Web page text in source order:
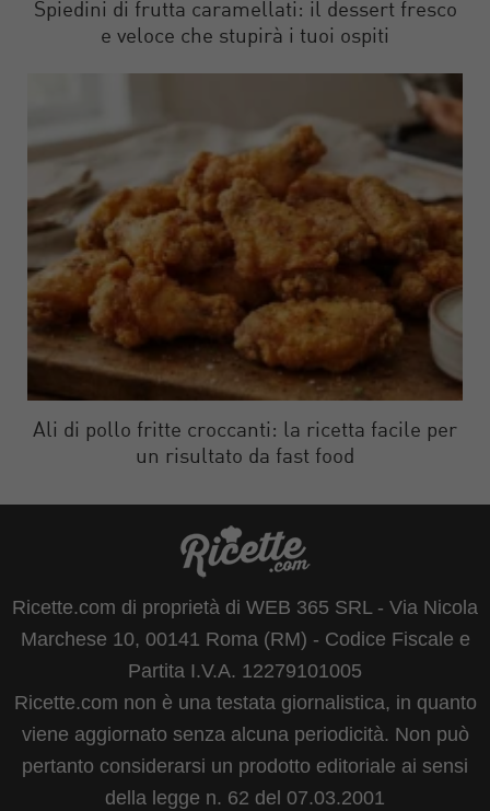
Spiedini di frutta caramellati: il dessert fresco
e veloce che stupirà i tuoi ospiti
Ali di pollo fritte croccanti: la ricetta facile per
un risultato da fast food
Ricette.com di proprietà di WEB 365 SRL - Via Nicola
Marchese 10, 00141 Roma (RM) - Codice Fiscale e
Partita I.V.A. 12279101005
Ricette.com non è una testata giornalistica, in quanto
viene aggiornato senza alcuna periodicità. Non può
pertanto considerarsi un prodotto editoriale ai sensi
della legge n. 62 del 07.03.2001